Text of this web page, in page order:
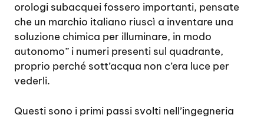
orologi subacquei fossero importanti, pensate
che un marchio italiano riuscì a inventare una
soluzione chimica per illuminare, in modo
autonomo” i numeri presenti sul quadrante,
proprio perché sott’acqua non c’era luce per
vederli.
Questi sono i primi passi svolti nell’ingegneria